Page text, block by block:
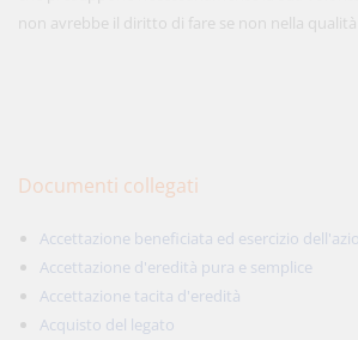
non avrebbe il diritto di fare se non nella qualità
Documenti collegati
Accettazione beneficiata ed esercizio
Accettazione d'eredità pura e semplice
Accettazione tacita d'eredità
Acquisto del legato